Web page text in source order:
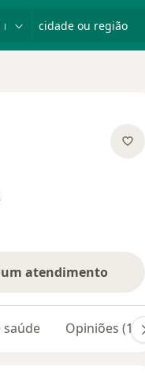
atendimento
saúde Opiniões (16)